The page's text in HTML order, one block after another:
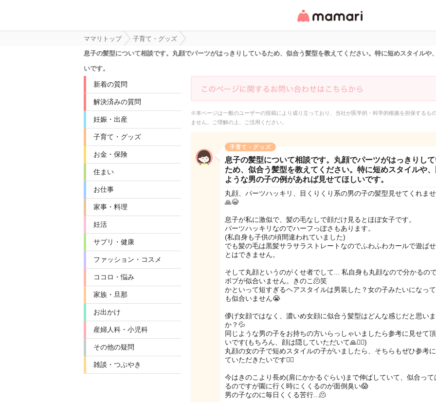
リ・情報サイト
ママリトップ
子育て・グッズ
息子の髪型について相談です。丸顔でパーツがはっきりしているため、似合う髪型を教えてください。特に短めスタイルや
いです。
新着の質問
解決済みの質問
妊娠・出産
子育て・グッズ
お金・保険
住まい
お仕事
家事・料理
妊活
サプリ・健康
ファッション・コスメ
ココロ・悩み
家族・旦那
お出かけ
産婦人科・小児科
その他の疑問
雑談・つぶやき
※本ページは一般のユーザーの投稿により成り立っており、当社が医学的・科学的根拠を担保するも
ません。ご理解の上、ご活用ください。
子育て・グッズ
息子の髪型について相談です。丸顔でパーツがはっきりし
ため、似合う髪型を教えてください。特に短めスタイルや
ような男の子の例があれば見せてほしいです。
丸顔、パーツハッキリ、目くりくり系の男の子の髪型見せてくれま
🙏😭
息子が私に激似で、髪の毛なしで顔だけ見るとほぼ女子です。
パーツハッキリなのでハーフっぽさもあります。
(私自身も子供の頃間違われていました)
でも髪の毛は黒髪サラサラストレートなのでふわふわカールで遊ばせ
とはできません。
そして丸顔というのがくせ者でして... 私自身も丸顔なので分かるの
ボブが似合いません。きのこ🫠笑
かといって短すぎるヘアスタイルは男装した？女の子みたいになっ
も似合いません😭
儚げ女顔ではなく、濃いめ女顔に似合う髪型はどんな感じだと思い
か？💦
同じような男の子をお持ちの方いらっしゃいましたら参考に見せて
いです(もちろん、顔は隠していただいて🙏🙇‍♀️)
丸顔の女の子で短めスタイルの子がいましたら、そちらもぜひ参考
ていただきたいです🙇‍♀️
今はきのこより長め(肩にかかるぐらい)まで伸ばしていて、似合って
るのですが園に行く時にくくるのが面倒臭い😱
男の子なのに毎日くくる苦行...🫠